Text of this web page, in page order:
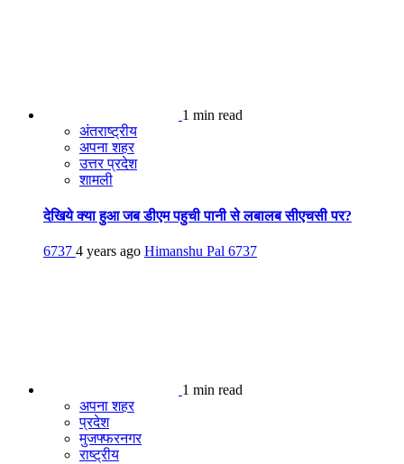
1 min read
अंतराष्ट्रीय
अपना शहर
उत्तर प्रदेश
शामली
देखिये क्या हुआ जब डीएम पहुची पानी से लबालब सीएचसी पर?
6737 4 years ago Himanshu Pal 6737
1 min read
अपना शहर
प्रदेश
मुजफ्फरनगर
राष्ट्रीय